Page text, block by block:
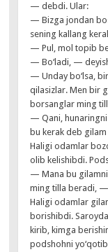
— debdi. Ular:
— Bizga jondan
sening kallang
— Pul, mol topib
— Bo‘ladi, —
— Unday bo‘lsa,
qilasizlar. Men bir
borsanglar ming
— Qani, hunaringni
bu kerak deb
Haligi odamlar
olib kelishibdi.
— Mana bu
ming tilla beradi,
Haligi odamlar
borishibdi.
kirib, kimga
podshohni